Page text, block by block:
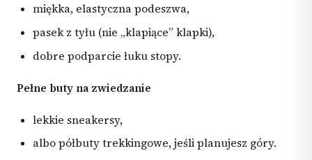
miękka, elastyczna podeszwa,
pasek z tyłu (nie „klapiące” klapki),
dobre podparcie łuku stopy.
Pełne buty na zwiedzanie
lekkie sneakersy,
albo półbuty trekkingowe, jeśli planujesz góry.